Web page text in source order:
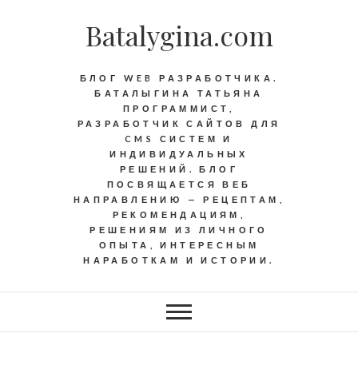
Batalygina.com
БЛОГ WEB РАЗРАБОТЧИКА.
БАТАЛЫГИНА ТАТЬЯНА
ПРОГРАММИСТ,
РАЗРАБОТЧИК САЙТОВ ДЛЯ
CMS СИСТЕМ И
ИНДИВИДУАЛЬНЫХ
РЕШЕНИЙ. БЛОГ
ПОСВЯЩАЕТСЯ ВЕБ
НАПРАВЛЕНИЮ — РЕЦЕПТАМ,
РЕКОМЕНДАЦИЯМ,
РЕШЕНИЯМ ИЗ ЛИЧНОГО
ОПЫТА, ИНТЕРЕСНЫМ
НАРАБОТКАМ И ИСТОРИИ.